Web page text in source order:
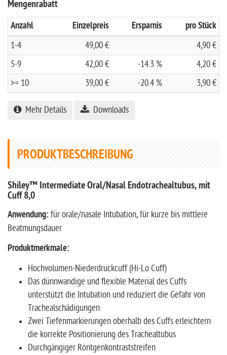
Mengenrabatt
Anzahl Einzelpreis Ersparnis pro Stück
1-4 49,00 €
4,90 €
5-9
42,00 € -14.3 %
4,20 €
>= 10
39,00 € -20.4 % 3,90 €
Mehr Details Downloads
PRODUKTBESCHREIBUNG
Shiley™ Intermediate Oral/Nasal Endotrachealtubus, mit
Cuff 8,0
Anwendung: für orale/nasale Intubation, für kurze bis mittlere
Beatmungsdauer
Produktmerkmale:
Hochvolumen-Niederdruckcuff (Hi-Lo Cuff)
Das dünnwandige und flexible Material des Cuffs
unterstützt die Intubation und reduziert die Gefahr von
Trachealschädigungen
Zwei Tiefenmarkierungen oberhalb des Cuffs erleichtern
die korrekte Positionierung des Trachealtubus
Durchgängiger Röntgenkontraststreifen